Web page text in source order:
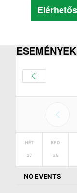
ESEMÉNYEK
HÉT
27
KED
28
NO EVENTS